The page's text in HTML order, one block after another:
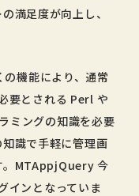
満足度が向上し、
機能により、通常
要とされる Perl や
ミングの知識を必要
識で手軽に管理画
。MTAppjQuery 今
インとなっていま